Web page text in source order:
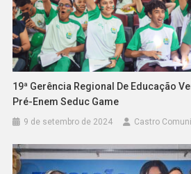
19ª Gerência Regional De Educação
Pré-Enem Seduc Game
9 de setembro de 2024 Castro